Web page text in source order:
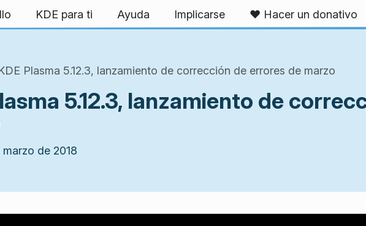
KDE para ti Ayuda Implicarse ❤️ Hacer un donativo
Plasma 5.12.3, lanzamiento de corrección de errores de marzo
5.12.3, lanzamiento de
de 2018